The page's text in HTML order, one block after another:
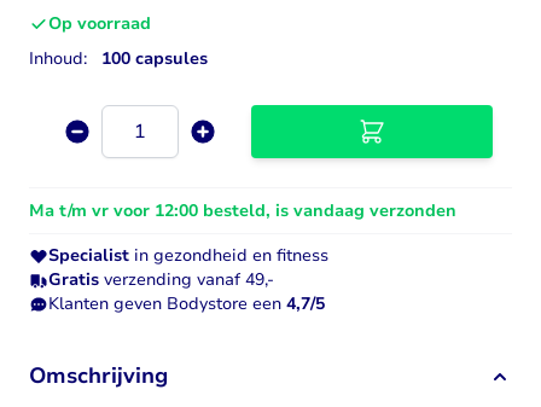
Op voorraad
Inhoud:
100 capsules
Aantal
Ma t/m vr voor 12:00 besteld, is vandaag verzonden
Specialist in gezondheid en fitness
Gratis verzending vanaf 49,-
Klanten geven Bodystore een 4,7/5
Omschrijving